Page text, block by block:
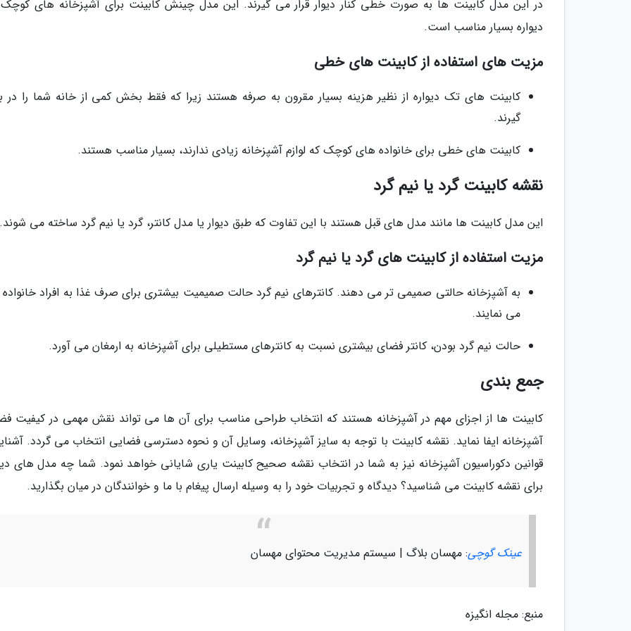
در این مدل کابینت ها به صورت خطی کنار دیوار قرار می گیرند. این مدل چینش کابینت برای آشپزخانه های
دیواره بسیار مناسب است.
مزیت های استفاده از کابینت های خطی
کابینت های تک دیواره از نظیر هزینه بسیار مقرون به صرفه هستند زیرا که فقط بخش کمی از خانه شما را در
گیرند.
کابینت های خطی برای خانواده های کوچک که لوازم آشپزخانه زیادی ندارند، بسیار مناسب هستند.
نقشه کابینت گرد یا نیم گرد
این مدل کابینت ها مانند مدل های قبل هستند با این تفاوت که طبق دیوار یا مدل کانتر، گرد یا نیم گرد ساخته می شوند.
مزیت استفاده از کابینت های گرد یا نیم گرد
به آشپزخانه حالتی صمیمی تر می دهند. کانترهای نیم گرد حالت صمیمیت بیشتری برای صرف غذا به افراد خانواده
می نمایند.
حالت نیم گرد بودن، کانتر فضای بیشتری نسبت به کانترهای مستطیلی برای آشپزخانه به ارمغان می آورد.
جمع بندی
کابینت ها از اجزای مهم در آشپزخانه هستند که انتخاب طراحی مناسب برای آن ها می تواند نقش مهمی در کیفیت
آشپزخانه ایفا نماید. نقشه کابینت با توجه به سایز آشپزخانه، وسایل آن و نحوه دسترسی فضایی انتخاب می گردد.
قوانین دکوراسیون آشپزخانه نیز به شما در انتخاب نقشه صحیح کابینت یاری شایانی خواهد نمود. شما چه مدل های
برای نقشه کابینت می شناسید؟ دیدگاه و تجربیات خود را به وسیله ارسال پیغام با ما و خوانندگان در میان بگذارید.
عینک گوچی: مهسان بلاگ | سیستم مدیریت محتوای مهسان
منبع: مجله انگیزه